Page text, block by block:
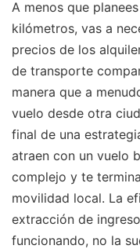
A menos que
kilómetros, vas a
precios de los
de transporte
manera que a
vuelo desde otra
final de una
atraen con un vuelo
complejo y te
movilidad local. La
extracción de
funcionando, no la